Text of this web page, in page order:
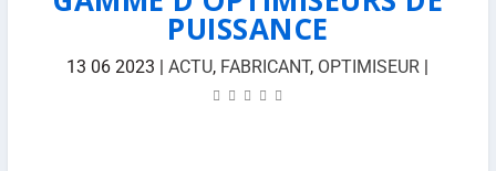
PUISSANCE
13 06 2023 |ACTU, FABRICANT, OPTIMISEUR |